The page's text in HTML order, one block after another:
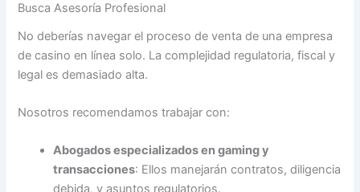
Busca Asesoría Profesional
No deberías navegar el proceso de venta de una empresa
de casino en línea solo. La complejidad regulatoria, fiscal y
legal es demasiado alta.
Nosotros recomendamos trabajar con:
Abogados especializados en gaming y
transacciones: Ellos manejarán contratos, diligencia
debida, y asuntos regulatorios.